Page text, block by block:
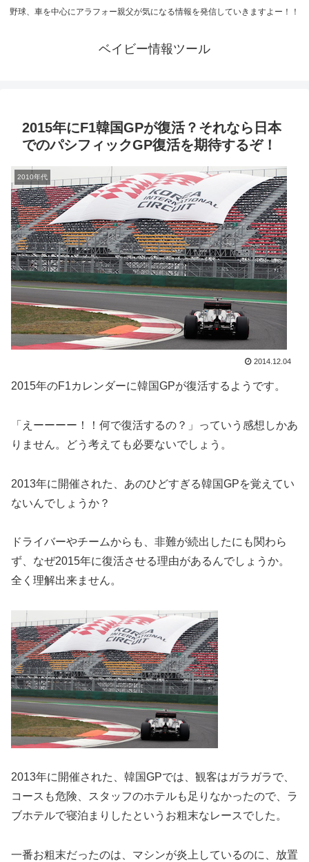
野球、車を中心にアラフォー親父が気になる情報を発信していきますよー！！
ベイビー情報ツール
2015年にF1韓国GPが復活？それなら日本
でのパシフィックGP復活を期待するぞ！
2010年代
2014.12.04
2015年のF1カレンダーに韓国GPが復活するようです。
「えーーーー！！何で復活するの？」っていう感想しかあ
りません。どう考えても必要ないでしょう。
2013年に開催された、あのひどすぎる韓国GPを覚えてい
ないんでしょうか？
ドライバーやチームからも、非難が続出したにも関わら
ず、なぜ2015年に復活させる理由があるんでしょうか。
全く理解出来ません。
2013年に開催された、韓国GPでは、観客はガラガラで、
コースも危険、スタッフのホテルも足りなかったので、ラ
ブホテルで寝泊まりしたというお粗末なレースでした。
一番お粗末だったのは、マシンが炎上しているのに、放置